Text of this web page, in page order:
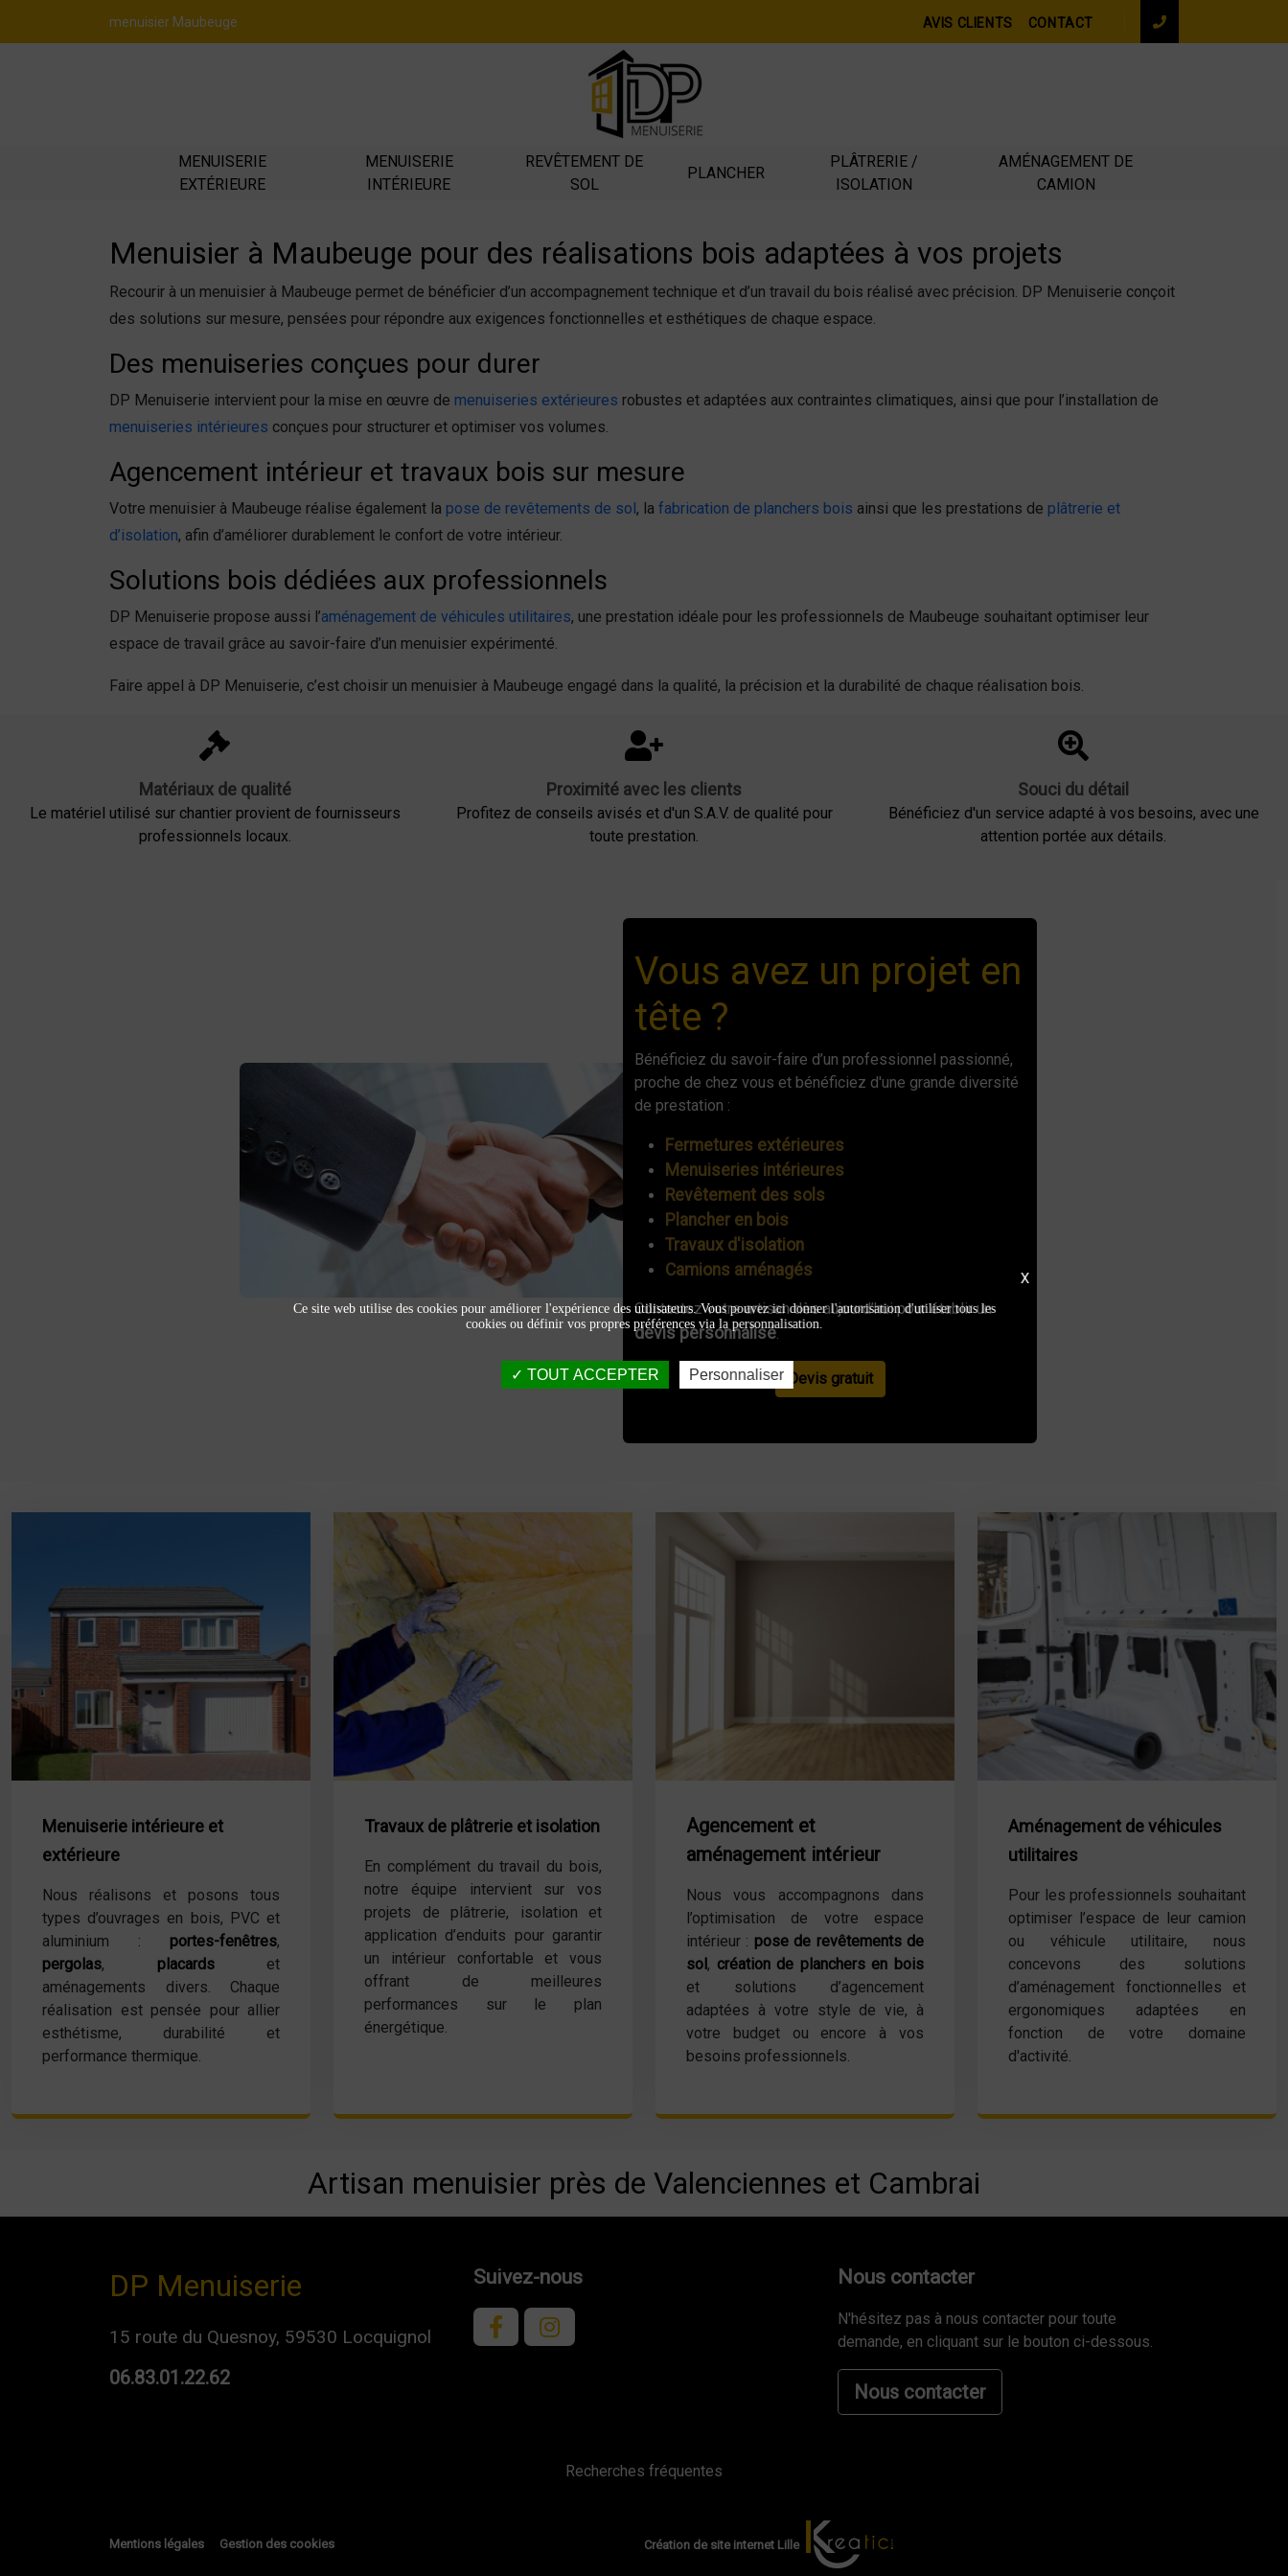
menuisier Maubeuge AVIS CLIENTS CONTACT
MENUISERIE
EXTÉRIEURE
MENUISERIE
INTÉRIEURE
REVÊTEMENT DE
SOL
PLANCHER
PLÂTRERIE /
ISOLATION
AMÉNAGEMENT DE
CAMION
Menuisier à Maubeuge pour des réalisations bois adaptées à vos projets
Recourir à un menuisier à Maubeuge permet de bénéficier d’un accompagnement technique et d’un travail du bois réalisé avec précision. DP Menuiserie conçoit
des solutions sur mesure, pensées pour répondre aux exigences fonctionnelles et esthétiques de chaque espace.
Des menuiseries conçues pour durer
DP Menuiserie intervient pour la mise en œuvre de menuiseries extérieures robustes et adaptées aux contraintes climatiques, ainsi que pour l’installation de
menuiseries intérieures conçues pour structurer et optimiser vos volumes.
Agencement intérieur et travaux bois sur mesure
Votre menuisier à Maubeuge réalise également la pose de revêtements de sol, la fabrication de planchers bois ainsi que les prestations de plâtrerie et
d’isolation, afin d’améliorer durablement le confort de votre intérieur.
Solutions bois dédiées aux professionnels
DP Menuiserie propose aussi l’aménagement de véhicules utilitaires, une prestation idéale pour les professionnels de Maubeuge souhaitant optimiser leur
espace de travail grâce au savoir-faire d’un menuisier expérimenté.
Faire appel à DP Menuiserie, c’est choisir un menuisier à Maubeuge engagé dans la qualité, la précision et la durabilité de chaque réalisation bois.
Matériaux de qualité
Le matériel utilisé sur chantier provient de fournisseurs
professionnels locaux.
Proximité avec les clients
Profitez de conseils avisés et d'un S.A.V. de qualité pour
toute prestation.
Souci du détail
Bénéficiez d'un service adapté à vos besoins, avec une
attention portée aux détails.
Vous avez un projet en
tête ?
Bénéficiez du savoir-faire d’un professionnel passionné,
proche de chez vous et bénéficiez d'une grande diversité
de prestation :
Fermetures extérieures
Menuiseries intérieures
Revêtement des sols
Plancher en bois
Travaux d'isolation
Camions aménagés
Contactez votre artisan dès aujourd’hui pour établir un
devis personnalisé.
Devis gratuit
Menuiserie intérieure et
extérieure
Nous réalisons et posons tous
types d’ouvrages en bois, PVC et
aluminium : portes-fenêtres,
pergolas, placardset
aménagements divers. Chaque
réalisation est pensée pour allier
esthétisme, durabilité et
performance thermique.
Travaux de plâtrerie et isolation
En complément du travail du bois,
notre équipe intervient sur vos
projets de plâtrerie, isolation et
application d’enduits pour garantir
un intérieur confortable et vous
offrant de meilleures
performances sur le plan
énergétique.
Agencement et
aménagement intérieur
Nous vous accompagnons dans
l’optimisation de votre espace
intérieur : pose de revêtements de
sol, création de planchers en bois
et solutions d’agencement
adaptées à votre style de vie, à
votre budget ou encore à vos
besoins professionnels.
Aménagement de véhicules
utilitaires
Pour les professionnels souhaitant
optimiser l’espace de leur camion
ou véhicule utilitaire, nous
concevons des solutions
d’aménagement fonctionnelles et
ergonomiques adaptées en
fonction de votre domaine
d'activité.
Artisan menuisier près de Valenciennes et Cambrai
DP Menuiserie
15 route du Quesnoy, 59530 Locquignol
06.83.01.22.62
Suivez-nous Nous contacter
N'hésitez pas à nous contacter pour toute
demande, en cliquant sur le bouton ci-dessous.
Nous contacter
Recherches fréquentes
Mentions légales Gestion des cookies Création de site internet Lille
X
Ce site web utilise des cookies pour améliorer l'expérience des utilisateurs. Vous pouvez ici donner l'autorisation d'utiliser tous les
cookies ou définir vos propres préférences via la personnalisation.
TOUT ACCEPTER Personnaliser